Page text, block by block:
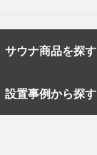
サウナ商品を探す
設置事例から探す